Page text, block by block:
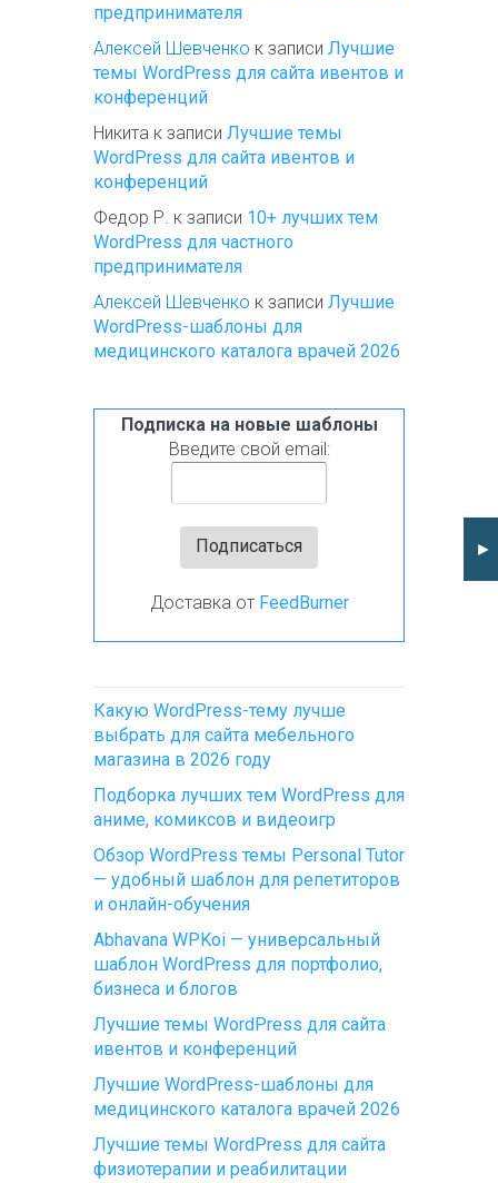
предпринимателя
Алексей Шевченко к записи Лучшие
темы WordPress для сайта ивентов и
конференций
Никита к записи Лучшие темы
WordPress для сайта ивентов и
конференций
Федор Р. к записи 10+ лучших тем
WordPress для частного
предпринимателя
Алексей Шевченко к записи Лучшие
WordPress-шаблоны для
медицинского каталога врачей 2026
Подписка на новые шаблоны
Введите свой email:
Доставка от FeedBurner
Какую WordPress-тему лучше
выбрать для сайта мебельного
магазина в 2026 году
Подборка лучших тем WordPress для
аниме, комиксов и видеоигр
Обзор WordPress темы Personal Tutor
— удобный шаблон для репетиторов
и онлайн-обучения
Abhavana WPKoi — универсальный
шаблон WordPress для портфолио,
бизнеса и блогов
Лучшие темы WordPress для сайта
ивентов и конференций
Лучшие WordPress-шаблоны для
медицинского каталога врачей 2026
Лучшие темы WordPress для сайта
физиотерапии и реабилитации
►